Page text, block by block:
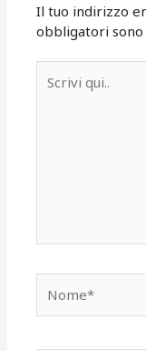
Il tuo indirizzo
obbligatori
qui..